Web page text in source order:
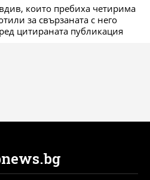
които пребиха четирима
за свързаната с него
цитираната публикация